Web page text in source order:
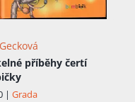
příběhy čertí
| Grada